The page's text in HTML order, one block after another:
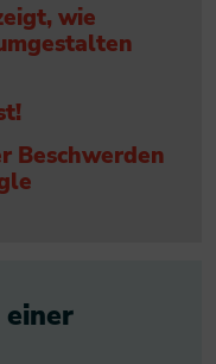
wie
Beschwerden